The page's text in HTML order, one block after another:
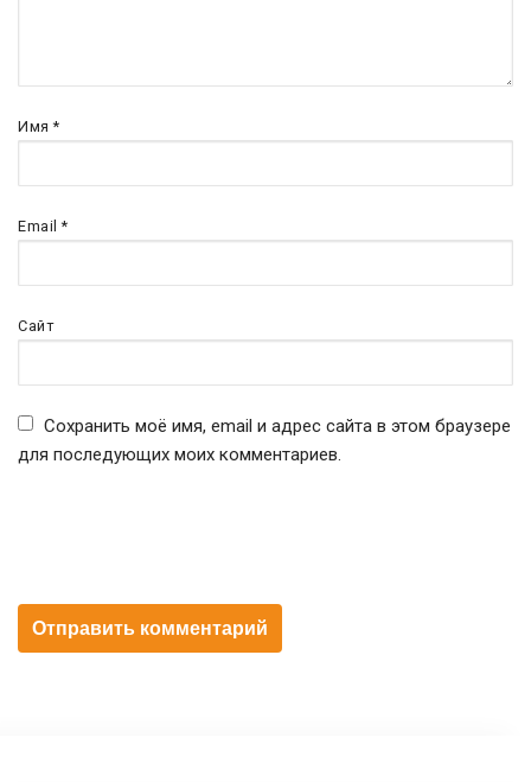
Имя*
Email*
Сайт
Сохранить моё имя, email и адрес сайта в этом браузере
для последующих моих комментариев.